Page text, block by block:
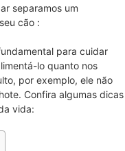
separamos um
cão :
para cuidar
lo quanto nos
por exemplo, ele não
Confira algumas dicas
vida: